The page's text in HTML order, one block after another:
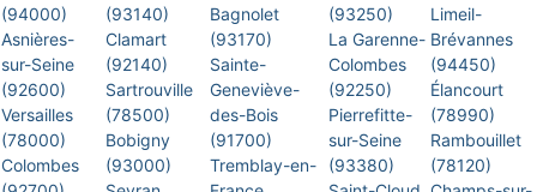
(94000)
Asnières-
sur-Seine
(92600)
Versailles
(78000)
Colombes
(93140)
Clamart
(92140)
Sartrouville
(78500)
Bobigny
(93000)
Bagnolet
(93170)
Sainte-
Geneviève-
des-Bois
(91700)
Tremblay-en-
(93250)
La Garenne-
Colombes
(92250)
Pierrefitte-
sur-Seine
(93380)
Limeil-
Brévannes
(94450)
Élancourt
(78990)
Rambouillet
(78120)